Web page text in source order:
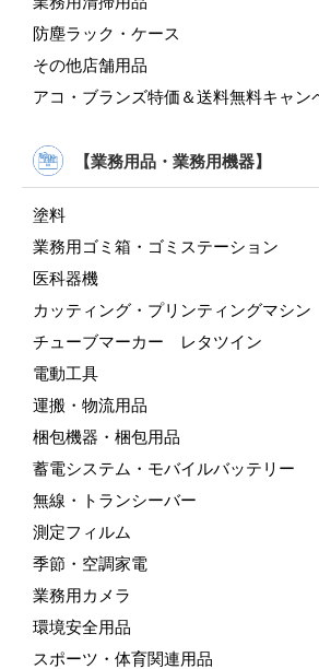
防塵ラック・ケース
その他店舗用品
アコ・ブランズ特価＆送料無料キャン
【業務用品・業務用機器】
塗料
業務用ゴミ箱・ゴミステーション
医科器機
カッティング・プリンティングマシン
チューブマーカー レタツイン
電動工具
運搬・物流用品
梱包機器・梱包用品
蓄電システム・モバイルバッテリー
無線・トランシーバー
測定フィルム
季節・空調家電
業務用カメラ
環境安全用品
スポーツ・体育関連用品